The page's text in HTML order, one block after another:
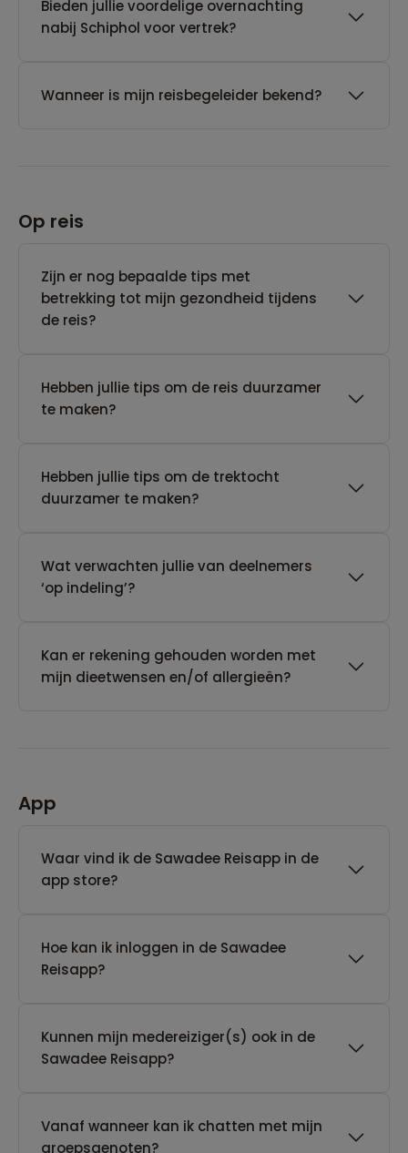
Bieden jullie voordelige overnachting
nabij Schiphol voor vertrek?
Wanneer is mijn reisbegeleider bekend?
Op reis
Zijn er nog bepaalde tips met
betrekking tot mijn gezondheid tijdens
de reis?
Hebben jullie tips om de reis duurzamer
te maken?
Hebben jullie tips om de trektocht
duurzamer te maken?
Wat verwachten jullie van deelnemers
‘op indeling’?
Kan er rekening gehouden worden met
mijn dieetwensen en/of allergieën?
App
Waar vind ik de Sawadee Reisapp in de
app store?
Hoe kan ik inloggen in de Sawadee
Reisapp?
Kunnen mijn medereiziger(s) ook in de
Sawadee Reisapp?
Vanaf wanneer kan ik chatten met mijn
groepsgenoten?